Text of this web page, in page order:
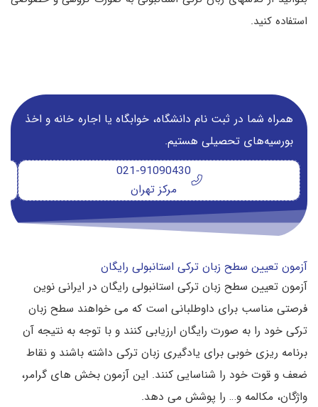
استفاده کنید.
همراه شما در ثبت نام دانشگاه‌، خوابگاه یا اجاره خانه و اخذ
بورسیه‌های تحصیلی هستیم.
021-91090430
مرکز تهران
آزمون تعیین سطح زبان ترکی استانبولی رایگان
آزمون تعیین سطح زبان ترکی استانبولی رایگان در ایرانی نوین
فرصتی مناسب برای داوطلبانی است که می خواهند سطح زبان
ترکی خود را به صورت رایگان ارزیابی کنند و با توجه به نتیجه آن
برنامه ریزی خوبی برای یادگیری زبان ترکی داشته باشند و نقاط
ضعف و قوت خود را شناسایی کنند. این آزمون بخش های گرامر،
واژگان، مکالمه و… را پوشش می دهد.